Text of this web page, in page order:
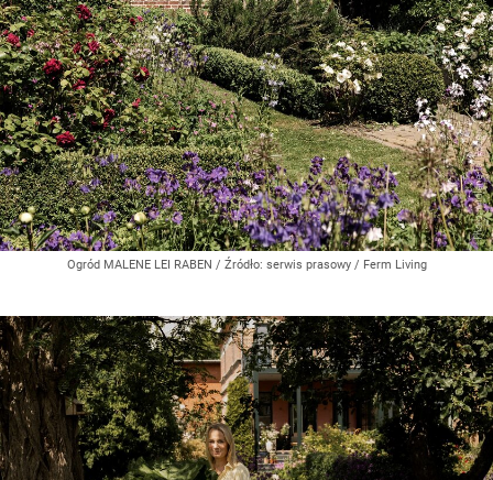
Ogród MALENE LEI RABEN / Źródło: serwis prasowy / Ferm Living